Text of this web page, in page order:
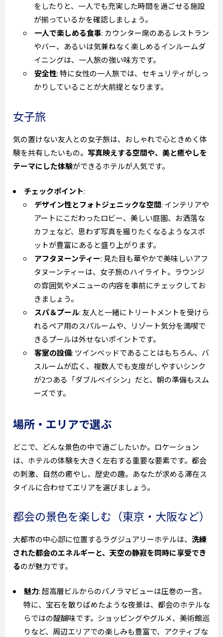
をしたりと、一人でも充実した時間を過ごせる施設
が揃っているかを確認しましょう。
一人で楽しめる食事: カウンター席のあるレストラン
やバー、あるいは気兼ねなく楽しめるインルームダ
イニングは、一人旅の強い味方です。
安全性: 特に女性の一人旅では、セキュリティがしっ
かりしていることが大前提となります。
女子旅
気の置けない友人との女子旅は、おしゃれで心ときめく体
験を共有したいもの。 写真映えする空間や、美と癒やしを
テーマにした体験ができるホテルが人気です。
チェックポイント:
デザイン性とフォトジェニックな空間: インテリアや
アートにこだわったロビー、美しい庭園、お洒落な
カフェなど、思わず写真を撮りたくなるようなスポ
ットが豊富にあると盛り上がります。
アフタヌーンティー: 見た目も華やかで美味しいアフ
タヌーンティーは、女子旅のハイライト。ラウンジ
の雰囲気やメニューの内容を事前にチェックしてお
きましょう。
スパ＆プール: 友人と一緒にトリートメントを受けら
れるペア用のスパルームや、リゾート気分を満喫で
きるプールは外せないポイントです。
客室の設備: ツインベッドであることはもちろん、バ
スルームが広く、複数人でも支度がしやすいシンク
が2つある「ダブルベイシン」だと、朝の準備もスム
ーズです。
場所・エリアで選ぶ
どこで、どんな景色の中で過ごしたいか。ロケーション
は、ホテルの体験を大きく左右する重要な要素です。都会
の刺激、自然の癒やし、歴史の趣。あなたが求める滞在ス
タイルに合わせてエリアを選びましょう。
都会の景色を楽しむ（東京・大阪など）
大都市の中心部に位置するラグジュアリーホテルは、 洗練
された都会のエネルギーと、天空の静寂を同時に享受でき
るのが魅力です。
魅力: 超高層ビルからのパノラマビューは圧巻の一言。
特に、宝石を散りばめたような夜景は、都会のホテルな
らではの醍醐味です。ショッピングやグルメ、美術館巡
りなど、周辺エリアでの楽しみも豊富で、アクティブな